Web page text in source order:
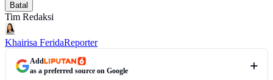
Batal
Tim Redaksi
Khairisa FeridaReporter
Add
as a preferred source on Google